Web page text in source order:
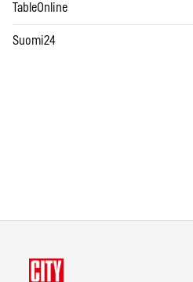
TableOnline
Suomi24